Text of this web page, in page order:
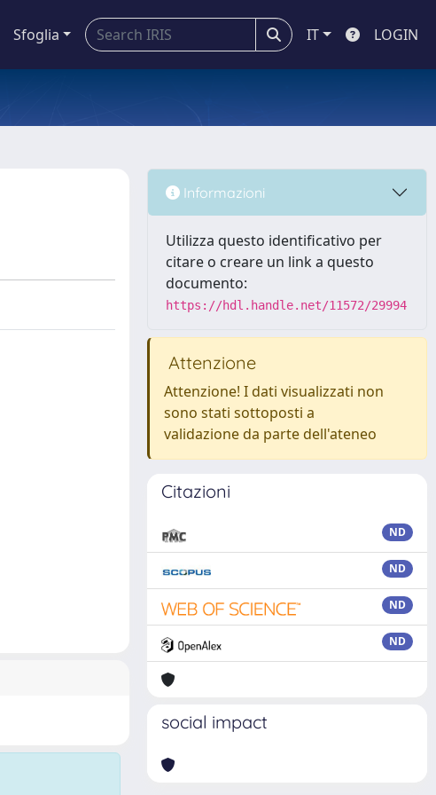
Sfoglia IT LOGIN
Informazioni
Utilizza questo identificativo per
citare o creare un link a questo
documento:
https://hdl.handle.net/11572/29994
Attenzione
Attenzione! I dati visualizzati non
sono stati sottoposti a
validazione da parte dell'ateneo
Citazioni
ND
ND
ND
ND
social impact